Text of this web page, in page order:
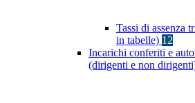
Tassi di assenza
in tabelle) 12
Incarichi conferiti e
(dirigenti e non